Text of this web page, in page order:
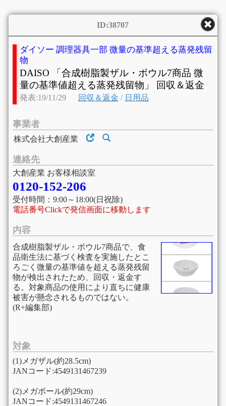
ID:38707
ダイソー 調理器具一部 微量の基準超える蒸発残留
物
DAISO 「合成樹脂製ザル・ボウル7商品 微
量の基準値超える蒸発残留物」 回収＆返金
発表:19/11/29 回収＆返金 / 日用品
事業者
株式会社大創産業
連絡先
大創産業 お客様相談室
0120-152-206
受付時間：9:00～18:00(日祝除)
電話番号Clickで発信画面に移動します
内容
合成樹脂製ザル・ボウル7商品で、食
品衛生法に基づく検査を実施したとこ
ろごく微量の基準値を超える蒸発残留
物が検出されたため、回収・返金す
る。対象商品の使用により直ちに健康
被害が懸念されるものではない。
(R+編集部)
対象
(1)メガザル(約28.5cm)
JANコード:4549131467239
(2)メガボール(約29cm)
JANコード:4549131467246